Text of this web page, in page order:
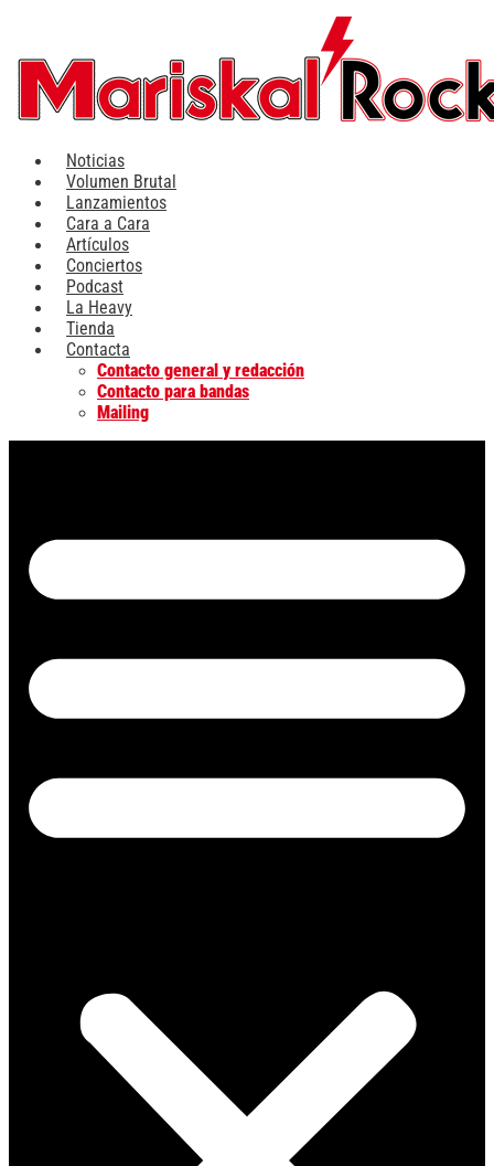
contenido
Noticias
Volumen Brutal
Lanzamientos
Cara a Cara
Artículos
Conciertos
Podcast
La Heavy
Tienda
Contacta
Contacto general y redacción
Contacto para bandas
Mailing